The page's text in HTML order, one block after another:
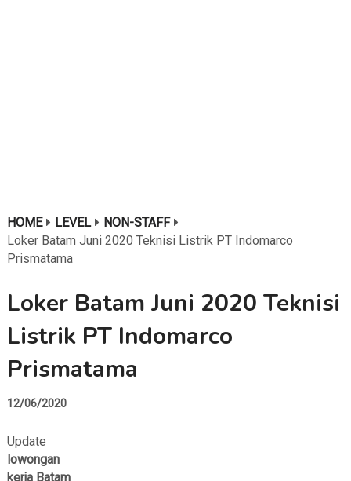
HOME LEVEL
NON-STAFF
Loker Batam Juni 2020 Teknisi Listrik PT Indomarco
Prismatama
Loker Batam Juni 2020 Teknisi
Listrik PT Indomarco
Prismatama
12/06/2020
Update
lowongan
kerja Batam